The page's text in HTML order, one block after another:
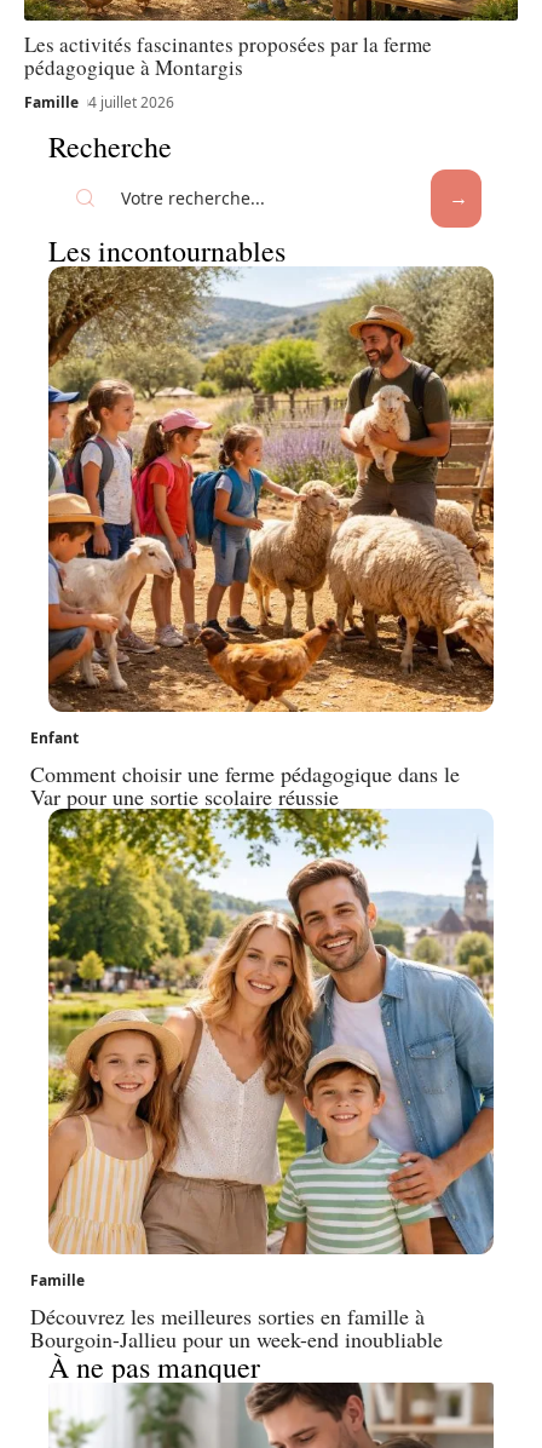
Les activités fascinantes proposées par la ferme
pédagogique à Montargis
Famille 4 juillet 2026
Recherche
Les incontournables
Enfant
Comment choisir une ferme pédagogique dans le
Var pour une sortie scolaire réussie
Famille
Découvrez les meilleures sorties en famille à
Bourgoin-Jallieu pour un week-end inoubliable
À ne pas manquer